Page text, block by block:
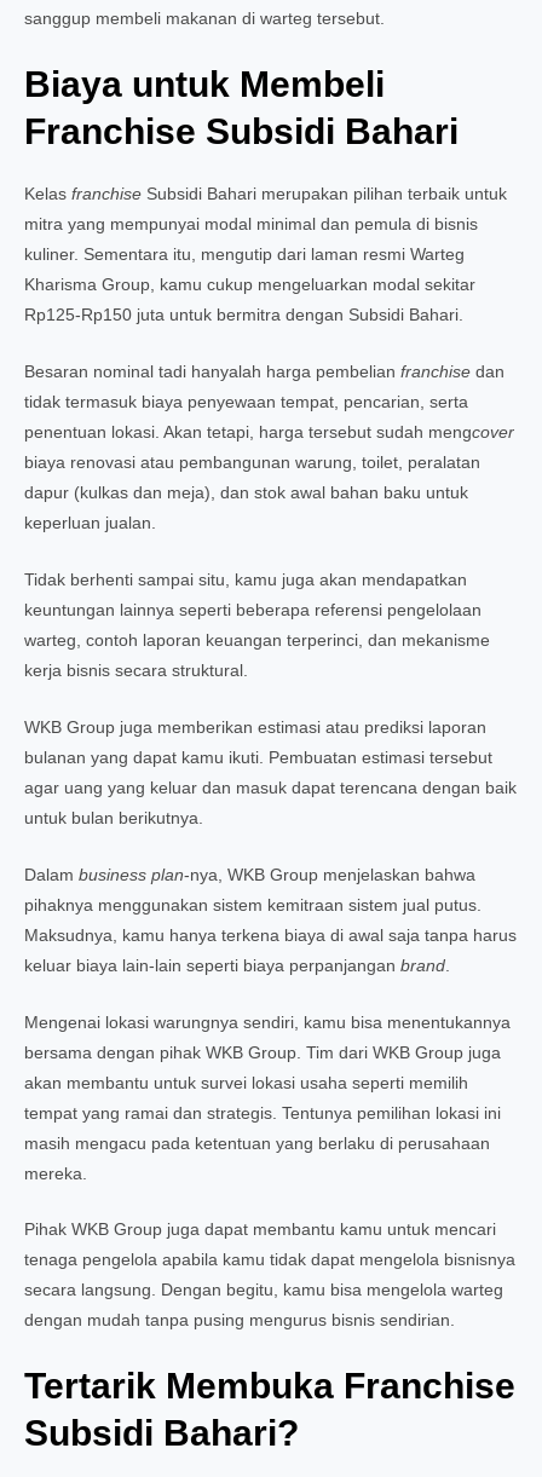
sanggup membeli makanan di warteg tersebut.
Biaya untuk Membeli
Franchise Subsidi Bahari
Kelas franchise Subsidi Bahari merupakan pilihan terbaik untuk
mitra yang mempunyai modal minimal dan pemula di bisnis
kuliner. Sementara itu, mengutip dari laman resmi Warteg
Kharisma Group, kamu cukup mengeluarkan modal sekitar
Rp125-Rp150 juta untuk bermitra dengan Subsidi Bahari.
Besaran nominal tadi hanyalah harga pembelian franchise dan
tidak termasuk biaya penyewaan tempat, pencarian, serta
penentuan lokasi. Akan tetapi, harga tersebut sudah mengcover
biaya renovasi atau pembangunan warung, toilet, peralatan
dapur (kulkas dan meja), dan stok awal bahan baku untuk
keperluan jualan.
Tidak berhenti sampai situ, kamu juga akan mendapatkan
keuntungan lainnya seperti beberapa referensi pengelolaan
warteg, contoh laporan keuangan terperinci, dan mekanisme
kerja bisnis secara struktural.
WKB Group juga memberikan estimasi atau prediksi laporan
bulanan yang dapat kamu ikuti. Pembuatan estimasi tersebut
agar uang yang keluar dan masuk dapat terencana dengan baik
untuk bulan berikutnya.
Dalam business plan-nya, WKB Group menjelaskan bahwa
pihaknya menggunakan sistem kemitraan sistem jual putus.
Maksudnya, kamu hanya terkena biaya di awal saja tanpa harus
keluar biaya lain-lain seperti biaya perpanjangan brand
Mengenai lokasi warungnya sendiri, kamu bisa menentukannya
bersama dengan pihak WKB Group. Tim dari WKB Group juga
akan membantu untuk survei lokasi usaha seperti memilih
tempat yang ramai dan strategis. Tentunya pemilihan lokasi ini
masih mengacu pada ketentuan yang berlaku di perusahaan
mereka.
Pihak WKB Group juga dapat membantu kamu untuk mencari
tenaga pengelola apabila kamu tidak dapat mengelola bisnisnya
secara langsung. Dengan begitu, kamu bisa mengelola warteg
dengan mudah tanpa pusing mengurus bisnis sendirian.
Tertarik Membuka Franchise
Subsidi Bahari?